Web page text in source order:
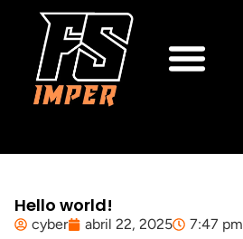
Hello world!
cyber abril 22, 2025 7:47 pm